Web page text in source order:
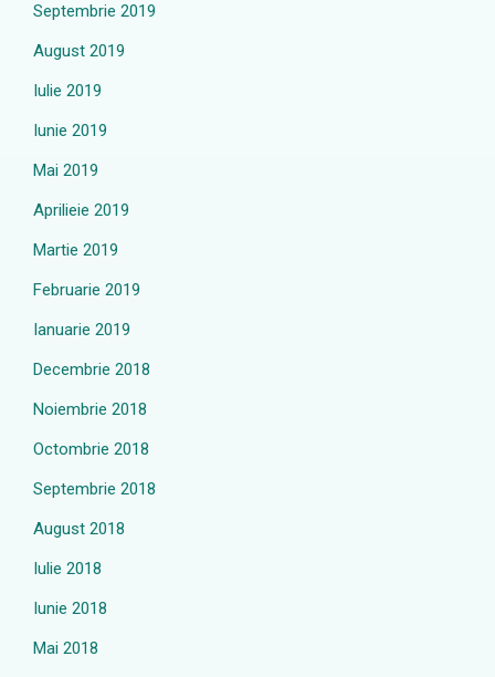
Septembrie 2019
August 2019
Iulie 2019
Iunie 2019
Mai 2019
Aprilieie 2019
Martie 2019
Februarie 2019
Ianuarie 2019
Decembrie 2018
Noiembrie 2018
Octombrie 2018
Septembrie 2018
August 2018
Iulie 2018
Iunie 2018
Mai 2018